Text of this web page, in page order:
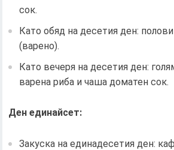
сок.
Като обяд на десетия ден:
(варено).
Като вечеря на десетия ден:
варена риба и чаша доматен сок.
Ден единайсет:
Закуска на единадесетия ден: